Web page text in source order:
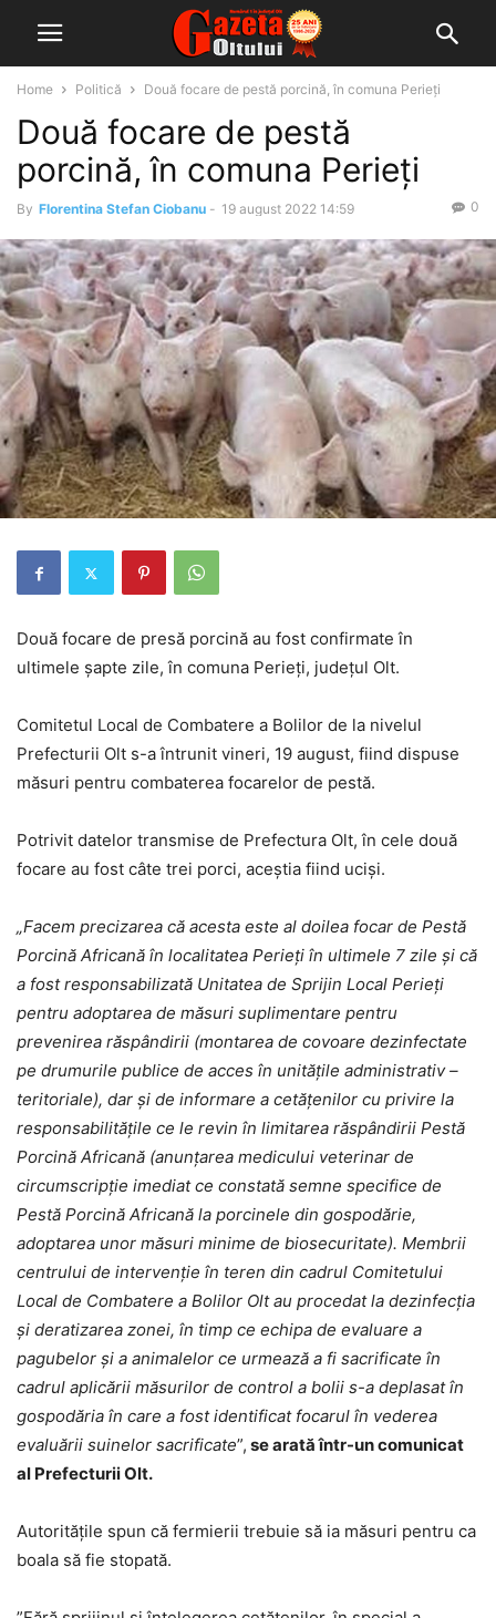
Home Politică Două focare de pestă porcină, în comuna Perieți
Două focare de pestă
porcină, în comuna Perieți
By Florentina Stefan Ciobanu - 19 august 2022 14:59 0
Două focare de presă porcină au fost confirmate în
ultimele șapte zile, în comuna Perieți, județul Olt.
Comitetul Local de Combatere a Bolilor de la nivelul
Prefecturii Olt s-a întrunit vineri, 19 august, fiind dispuse
măsuri pentru combaterea focarelor de pestă.
Potrivit datelor transmise de Prefectura Olt, în cele două
focare au fost câte trei porci, aceștia fiind uciși.
„Facem precizarea că acesta este al doilea focar de Pestă
Porcină Africană în localitatea Perieți în ultimele 7 zile și că
a fost responsabilizată Unitatea de Sprijin Local Perieți
pentru adoptarea de măsuri suplimentare pentru
prevenirea răspândirii (montarea de covoare dezinfectate
pe drumurile publice de acces în unitățile administrativ –
teritoriale), dar și de informare a cetățenilor cu privire la
responsabilitățile ce le revin în limitarea răspândirii Pestă
Porcină Africană (anunțarea medicului veterinar de
circumscripție imediat ce constată semne specifice de
Pestă Porcină Africană la porcinele din gospodărie,
adoptarea unor măsuri minime de biosecuritate). Membrii
centrului de intervenție în teren din cadrul Comitetului
Local de Combatere a Bolilor Olt au procedat la dezinfecția
și deratizarea zonei, în timp ce echipa de evaluare a
pagubelor și a animalelor ce urmează a fi sacrificate în
cadrul aplicării măsurilor de control a bolii s-a deplasat în
gospodăria în care a fost identificat focarul în vederea
evaluării suinelor sacrificate”, se arată într-un comunicat
al Prefecturii Olt.
Autoritățile spun că fermierii trebuie să ia măsuri pentru ca
boala să fie stopată.